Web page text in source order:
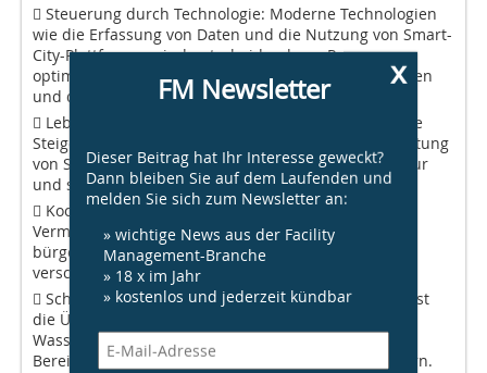
 Steuerung durch Technologie: Moderne Technologien
wie die Erfassung von Daten und die Nutzung von Smart-
City-Plattformen sind entscheidend, um Prozesse zu
optimieren, die Entscheidungsfindung zu unterstützen
und die Effizienz zu steigern.
 Lebensqualität verbessern: Ein zentrales Ziel ist die
Steigerung der Lebensqualität durch die Gewährleistung
von Sicherheit, ­Zugang, funktionierender Infrastruktur
und sozialer Kohäsion.
 Koordination und Vermittlung: UFM fungiert als
Vermittler zwischen öffentlichen, privaten und
bürgerlichen Akteuren, um die ­Bedürfnisse
verschiedener Nutzergruppen zu koordinieren.
 Schwerpunkt Nachhaltigkeit: Ein wichtiger Aspekt ist
die Überwachung und Verbesserung von Energie-,
Wasser- und Abfall­management in öffentlichen
Bereichen, um die Nachhaltigkeit der Stadt zu fördern.
x
FM Newsletter
Dieser Beitrag hat Ihr Interesse geweckt?
Dann bleiben Sie auf dem Laufenden und
melden Sie sich zum Newsletter an:
» wichtige News aus der Facility
Management-Branche
» 18 x im Jahr
» kostenlos und jederzeit kündbar